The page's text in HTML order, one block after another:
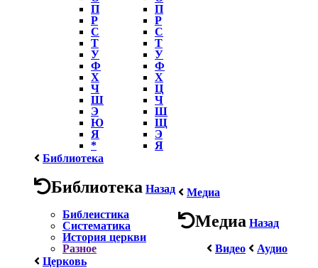
П
Р
С
Т
У
Ф
Х
Ч
Ш
Э
Ю
Я
*
П
Р
С
Т
У
Ф
Х
Ц
Ч
Ш
Щ
Э
Я
Библиотека
Библиотека Назад
Библеистика
Систематика
История церкви
Разное
Медиа
Медиа Назад
Видео
Аудио
Церковь